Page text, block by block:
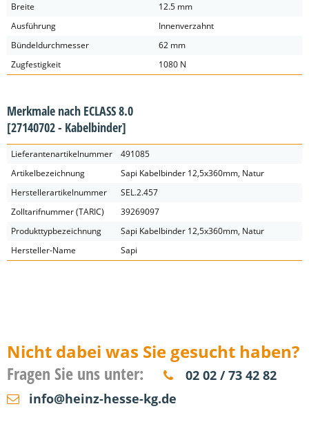
Breite
12.5 mm
Ausführung
Innenverzahnt
Bündeldurchmesser
62 mm
Zugfestigkeit
1080 N
Merkmale nach ECLASS 8.0
[27140702 - Kabelbinder]
Lieferantenartikelnummer
491085
Artikelbezeichnung
Sapi Kabelbinder 12,5x360mm, Natur
Herstellerartikelnummer
SEL.2.457
Zolltarifnummer (TARIC)
39269097
Produkttypbezeichnung
Sapi Kabelbinder 12,5x360mm, Natur
Hersteller-Name
Sapi
Nicht dabei was Sie gesucht haben?
Fragen Sie uns unter:
02 02 / 73 42 82
info@heinz-hesse-kg.de